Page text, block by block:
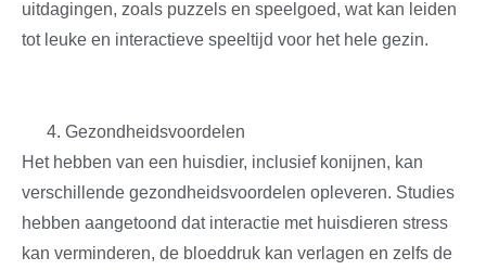
uitdagingen, zoals puzzels en speelgoed, wat kan leiden
tot leuke en interactieve speeltijd voor het hele gezin.
Gezondheidsvoordelen
Het hebben van een huisdier, inclusief konijnen, kan
verschillende gezondheidsvoordelen opleveren. Studies
hebben aangetoond dat interactie met huisdieren stress
kan verminderen, de bloeddruk kan verlagen en zelfs de